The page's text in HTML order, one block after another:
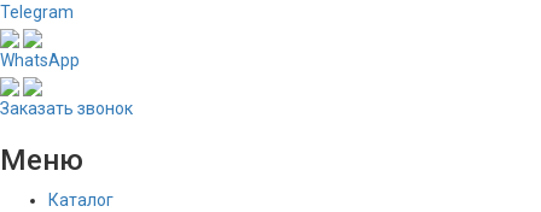
Telegram
WhatsApp
Заказать звонок
Меню
Каталог